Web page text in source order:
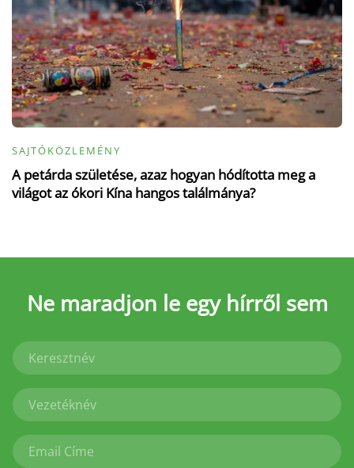
SAJTÓKÖZLEMÉNY
A petárda születése, azaz hogyan hódította meg a
világot az ókori Kína hangos találmánya?
Ne maradjon le egy hírről sem